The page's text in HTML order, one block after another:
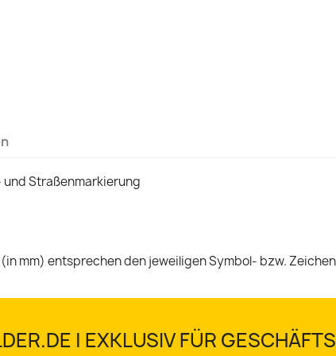
Straßenmarkierung
mm) entsprechen den jeweiligen Symbol- bzw.
| EXKLUSIV FÜR